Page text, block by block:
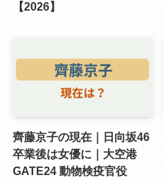
【2026】
齊藤京子の現在｜日向坂46
卒業後は女優に｜大空港
GATE24 動物検疫官役